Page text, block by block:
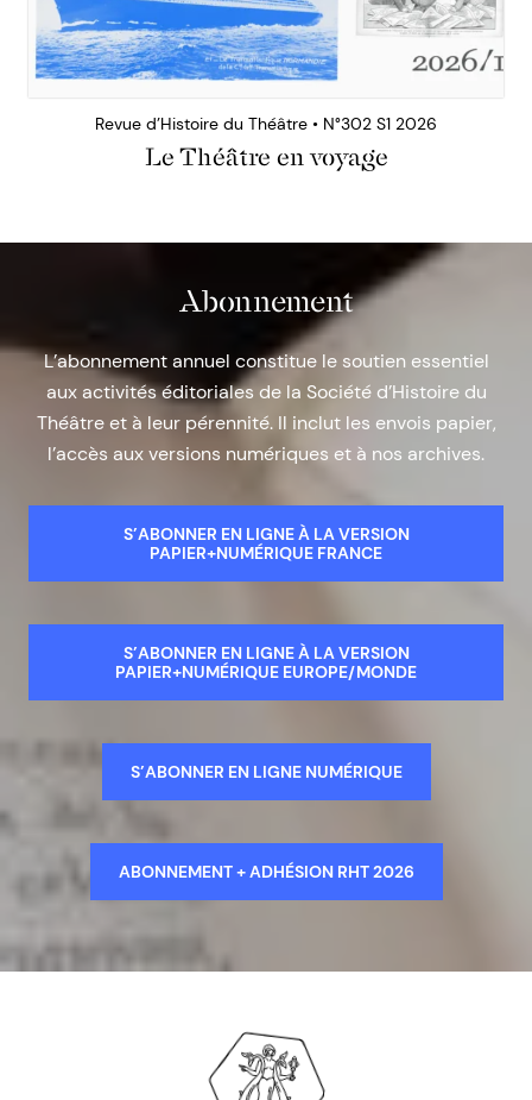
Revue d’Histoire du Théâtre • N°302 S1 2026
Le Théâtre en voyage
Abonnement
L’abonnement annuel constitue le soutien essentiel
aux activités éditoriales de la Société d’Histoire du
Théâtre et à leur pérennité. Il inclut les envois papier,
l’accès aux versions numériques et à nos archives.
S’ABONNER EN LIGNE À LA VERSION
PAPIER+NUMÉRIQUE FRANCE
S’ABONNER EN LIGNE À LA VERSION
PAPIER+NUMÉRIQUE EUROPE/MONDE
S’ABONNER EN LIGNE NUMÉRIQUE
ABONNEMENT + ADHÉSION RHT 2026